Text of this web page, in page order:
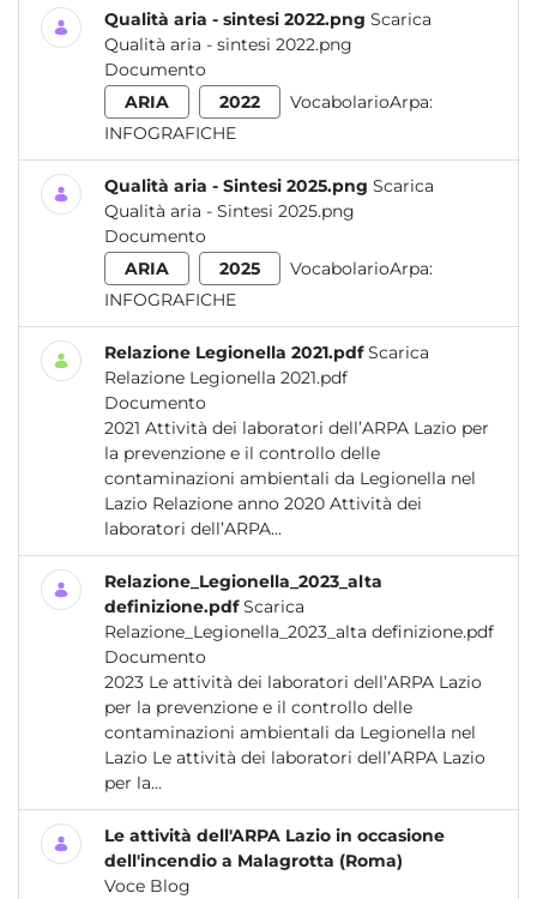
Qualità aria - sintesi 2022.png Scarica
Qualità aria - sintesi 2022.png
Documento
ARIA
2022
VocabolarioArpa:
INFOGRAFICHE
Qualità aria - Sintesi 2025.png Scarica
Qualità aria - Sintesi 2025.png
Documento
ARIA
2025
VocabolarioArpa:
INFOGRAFICHE
Relazione Legionella 2021.pdf Scarica
Relazione Legionella 2021.pdf
Documento
2021 Attività dei laboratori dell’ARPA Lazio per
la prevenzione e il controllo delle
contaminazioni ambientali da Legionella nel
Lazio Relazione anno 2020 Attività dei
laboratori dell’ARPA...
Relazione_Legionella_2023_alta
definizione.pdf Scarica
Relazione_Legionella_2023_alta definizione.pdf
Documento
2023 Le attività dei laboratori dell’ARPA Lazio
per la prevenzione e il controllo delle
contaminazioni ambientali da Legionella nel
Lazio Le attività dei laboratori dell’ARPA Lazio
per la...
Le attività dell'ARPA Lazio in occasione
dell'incendio a Malagrotta (Roma)
Voce Blog